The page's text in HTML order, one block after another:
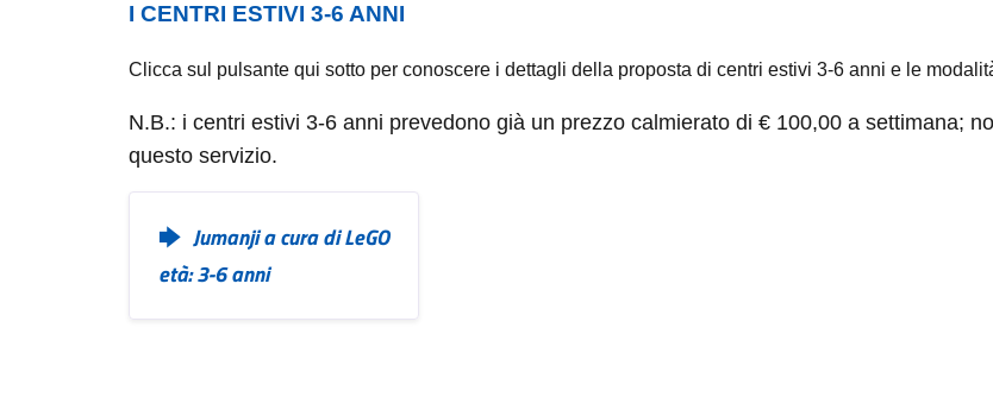
I CENTRI ESTIVI 3-6 ANNI
Clicca sul pulsante qui sotto per conoscere i dettagli della proposta di centri estivi 3-6 anni e le
N.B.: i centri estivi 3-6 anni prevedono già un prezzo calmierato di € 100,00 a settimana;
questo servizio.
Jumanji a cura di LeGO
età: 3-6 anni